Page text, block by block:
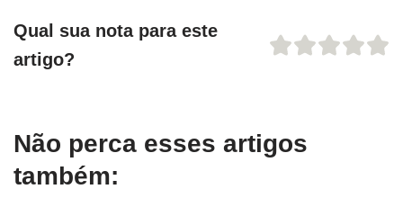
Qual sua nota para este
artigo?
Não perca esses artigos
também: